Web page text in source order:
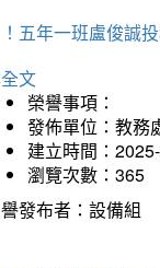
五年一班盧俊誠
文
榮譽事項：
發佈單位：教務
建立時間：
瀏覽次數：365
發布者：設備組